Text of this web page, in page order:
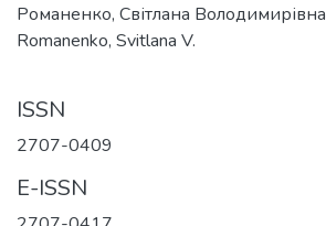
Романенко, Світлана Володимирівна
Romanenko, Svitlana V.
ISSN
2707-0409
E-ISSN